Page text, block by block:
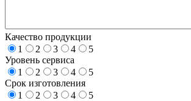
Качество продукции
1
2 3 4
5
Уровень сервиса
1
2 3 4
5
Срок изготовления
1
2 3 4
5